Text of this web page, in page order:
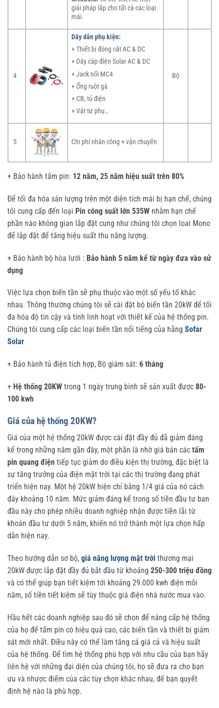
giải pháp lắp cho tất cả các loại
mái.
4
Dây dẫn phụ kiện:
+ Thiết bị đóng cắt AC & DC
+ Dây cáp điện Solar AC & DC
+ Jack nối MC4
+ Ống ruột gà
+ CB, tủ điện
+ Vật tư phụ…
Bộ
5 Chi phí nhân công + vận chuyển
+ Bảo hành tấm pin: 12 năm, 25 năm hiệu suất trên 80%
Để tối đa hóa sản lượng trên một diện tích mái bị hạn chế, chúng
tôi cung cấp đến loại Pin công suất lớn 535W nhằm hạn chế
phần nào không gian lắp đặt cung như chúng tôi chọn loai Mono
để lắp đặt để tăng hiệu suất thu năng lượng.
+ Bảo hành bộ hòa lưới : Bảo hành 5 năm kể từ ngày đưa vào sử
dụng
Việc lựa chọn biến tần sẽ phụ thuộc vào một số yếu tố khác
nhau. Thông thường chúng tôi sẽ cài đặt bộ biến tần 20kW để tối
đa hóa độ tin cậy và tính linh hoạt với thiết kế của hệ thống pin.
Chúng tôi cung cấp các loại biến tần nổi tiếng của hãng Sofar
Solar
+ Bảo hành tủ điện tích hợp, Bộ giám sát: 6 tháng
+ Hệ thống 20KW trong 1 ngày trung bình sẽ sản xuất được 80-
100 kwh
Giá của hệ thống 20KW?
Giá của một hệ thống 20kW được cài đặt đầy đủ đã giảm đáng
kể trong những năm gần đây, một phần là nhờ giá bán các tấm
pin quang điện tiếp tục giảm do điều kiện thị trường, đặc biệt là
sự tăng trưởng của điện mặt trời tại các thị trường đang phát
triển hiện nay. Một hệ 20kW hiện chỉ bằng 1/4 giá của nó cách
đây khoảng 10 năm. Mức giảm đáng kể trong số tiền đầu tư ban
đầu này cho phép nhiều doanh nghiệp nhận được tiền lãi từ
khoản đầu tư dưới 5 năm, khiến nó trở thành một lựa chọn hấp
dẫn hiện nay.
Theo hướng dẫn sơ bộ, giá năng lượng mặt trời thương mại
20kW được lắp đặt đầy đủ bắt đầu từ khoảng 250-300 triệu đồng
và có thể giúp bạn tiết kiệm tới khoảng 29.000 kwh điện mỗi
năm, số tiền tiết kiệm sẽ tùy thuộc giá điện nhà nước mua vào.
Hầu hết các doanh nghiệp sau đó sẽ chọn để nâng cấp hệ thống
của họ để tấm pin có hiệu quả cao, các biến tần và thiết bị giám
sát mới nhất. Điều này có thể làm tăng cả giá cả và hiệu suất
của hệ thống. Để tìm hệ thống phù hợp với nhu cầu của bạn hãy
liên hệ với những đại diện của chúng tôi, họ sẽ đưa ra cho bạn
ưu và nhược điểm của các tùy chọn khác nhau, để bạn quyết
định hệ nào là phù hợp.